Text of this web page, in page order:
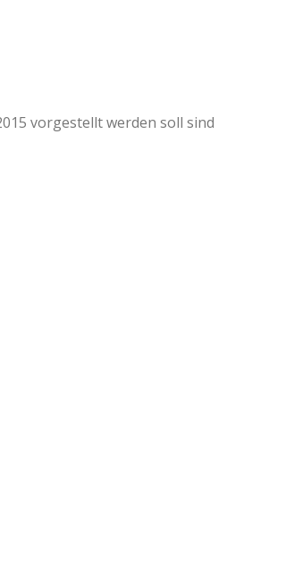
vorgestellt werden soll sind